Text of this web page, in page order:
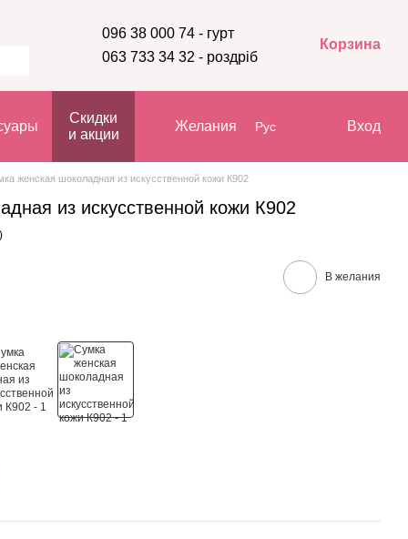
096 38 000 74 - гурт
063 733 34 32 - роздріб
Корзина
Скидки
и акции
Желания Рус Вход
женская шоколадная из искусственной кожи К902
из искусственной кожи К902
В желания